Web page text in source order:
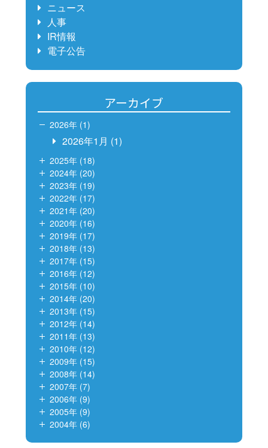
ニュース
人事
IR情報
電子公告
アーカイブ
2026年 (1)
2026年1月 (1)
2025年 (18)
2024年 (20)
2023年 (19)
2022年 (17)
2021年 (20)
2020年 (16)
2019年 (17)
2018年 (13)
2017年 (15)
2016年 (12)
2015年 (10)
2014年 (20)
2013年 (15)
2012年 (14)
2011年 (13)
2010年 (12)
2009年 (15)
2008年 (14)
2007年 (7)
2006年 (9)
2005年 (9)
2004年 (6)